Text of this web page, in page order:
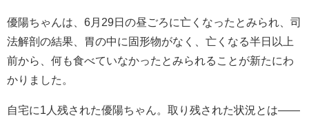
優陽ちゃんは、6月29日の昼ごろに亡くなったとみられ、司
法解剖の結果、胃の中に固形物がなく、亡くなる半日以上
前から、何も食べていなかったとみられることが新たにわ
かりました。
自宅に1人残された優陽ちゃん。取り残された状況とは――